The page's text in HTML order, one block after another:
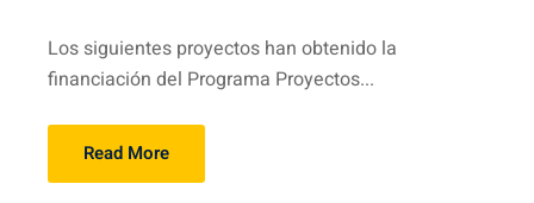
Los siguientes proyectos han obtenido la
financiación del Programa Proyectos...
Read More